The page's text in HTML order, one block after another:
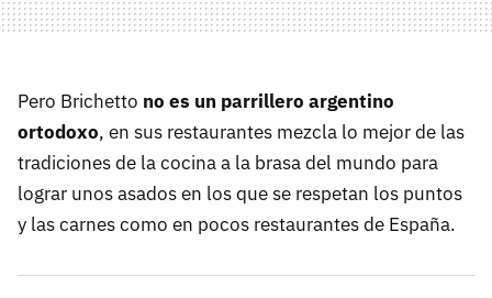
Pero Brichetto no es un parrillero argentino
ortodoxo, en sus restaurantes mezcla lo mejor de las
tradiciones de la cocina a la brasa del mundo para
lograr unos asados en los que se respetan los puntos
y las carnes como en pocos restaurantes de España.